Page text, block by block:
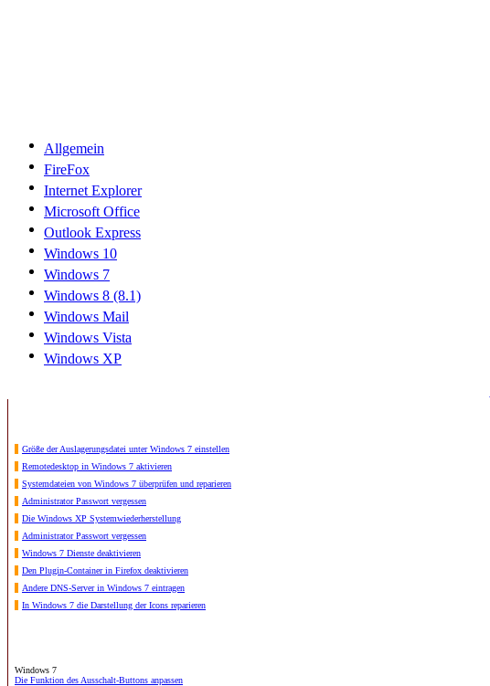
Allgemein
FireFox
Internet Explorer
Microsoft Office
Outlook Express
Windows 10
Windows 7
Windows 8 (8.1)
Windows Mail
Windows Vista
Windows XP
Größe der Auslagerungsdatei unter Windows 7 einstellen
Remotedesktop in Windows 7 aktivieren
Systemdateien von Windows 7 überprüfen und reparieren
Administrator Passwort vergessen
Die Windows XP Systemwiederherstellung
Administrator Passwort vergessen
Windows 7 Dienste deaktivieren
Den Plugin-Container in Firefox deaktivieren
Andere DNS-Server in Windows 7 eintragen
In Windows 7 die Darstellung der Icons reparieren
Windows 7
Die Funktion des Ausschalt-Buttons anpassen